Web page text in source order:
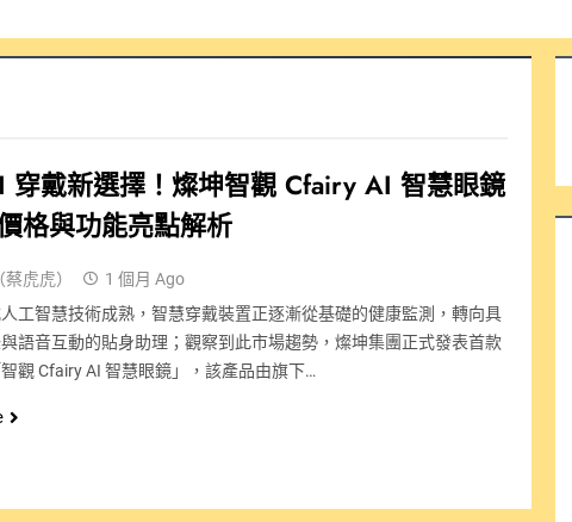
穿戴新選擇！燦坤智觀 Cfairy AI 智慧眼鏡
格與功能亮點解析
虎虎）
1 個月 Ago
工智慧技術成熟，智慧穿戴裝置正逐漸從基礎的健康監測，轉向具
語音互動的貼身助理；觀察到此市場趨勢，燦坤集團正式發表首款
觀 Cfairy AI 智慧眼鏡」，該產品由旗下…